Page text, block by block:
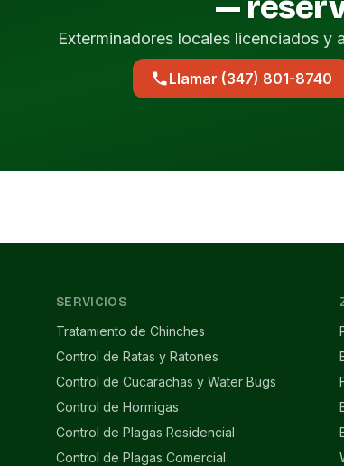
Exterminadores locales licenciados y
Llamar (347) 801-8740
SERVICIOS
Tratamiento de Chinches
Control de Ratas y Ratones
Control de Cucarachas y Water Bugs
Control de Hormigas
Control de Plagas Residencial
Control de Plagas Comercial